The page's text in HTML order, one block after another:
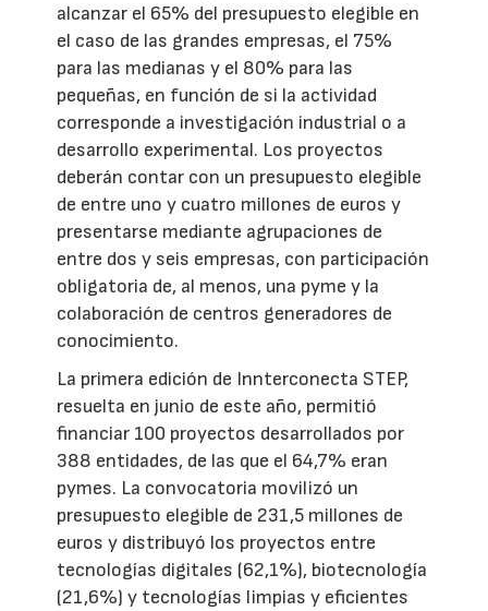
alcanzar el 65% del presupuesto elegible en
el caso de las grandes empresas, el 75%
para las medianas y el 80% para las
pequeñas, en función de si la actividad
corresponde a investigación industrial o a
desarrollo experimental. Los proyectos
deberán contar con un presupuesto elegible
de entre uno y cuatro millones de euros y
presentarse mediante agrupaciones de
entre dos y seis empresas, con participación
obligatoria de, al menos, una pyme y la
colaboración de centros generadores de
conocimiento.
La primera edición de Innterconecta STEP,
resuelta en junio de este año, permitió
financiar 100 proyectos desarrollados por
388 entidades, de las que el 64,7% eran
pymes. La convocatoria movilizó un
presupuesto elegible de 231,5 millones de
euros y distribuyó los proyectos entre
tecnologías digitales (62,1%), biotecnología
(21,6%) y tecnologías limpias y eficientes